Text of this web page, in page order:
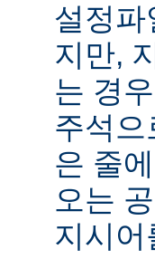
설정파
지만,
는 경
주석
은 줄
오는
지시